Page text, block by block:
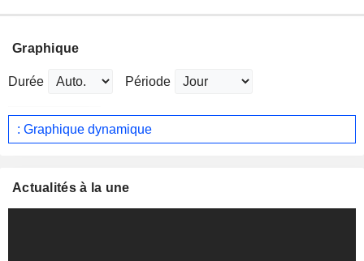
Graphique
Durée Période
: Graphique dynamique
Actualités à la une